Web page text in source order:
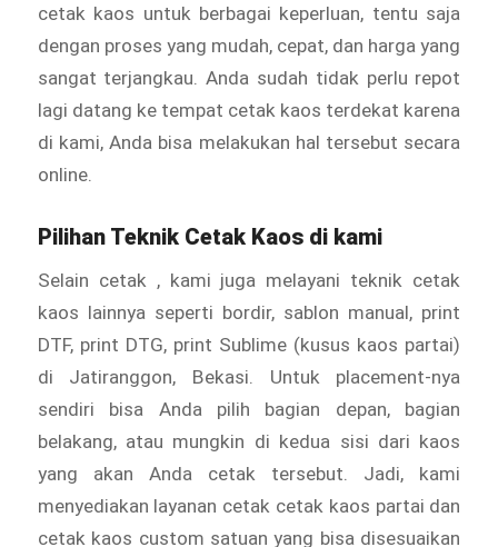
cetak kaos untuk berbagai keperluan, tentu saja
dengan proses yang mudah, cepat, dan harga yang
sangat terjangkau. Anda sudah tidak perlu repot
lagi datang ke tempat cetak kaos terdekat karena
di kami, Anda bisa melakukan hal tersebut secara
online.
Pilihan Teknik Cetak Kaos di kami
Selain cetak , kami juga melayani teknik cetak
kaos lainnya seperti bordir, sablon manual, print
DTF, print DTG, print Sublime (kusus kaos partai)
di Jatiranggon, Bekasi. Untuk placement-nya
sendiri bisa Anda pilih bagian depan, bagian
belakang, atau mungkin di kedua sisi dari kaos
yang akan Anda cetak tersebut. Jadi, kami
menyediakan layanan cetak cetak kaos partai dan
cetak kaos custom satuan yang bisa disesuaikan